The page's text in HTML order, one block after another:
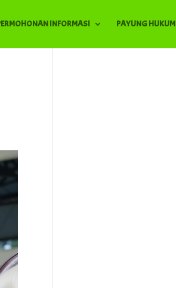
INFORMASI PAYUNG HUKUM